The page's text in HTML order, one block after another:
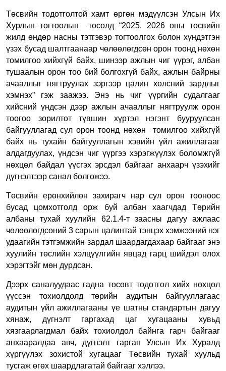
Төсвийн тодотголтой хамт өргөн мэдүүлсэн Улсын Их
Хурлын тогтоолын төсөлд “2025, 2026 оны төсвийн
жилд өндөр насны тэтгэвэр тогтоолгох болон хүндэтгэн
үзэх бусад шалтгаанаар чөлөөлөгдсөн орон тоонд нөхөн
томилгоо хийхгүй байх, шинээр ажлын чиг үүрэг, албан
тушаалын орон тоо бий болгохгүй байх, ажлын байрны
ачааллыг нягтруулах зэргээр цалин хөлсний зардлыг
хэмнэх” гэж заажээ. Энэ нь чиг үүргийн судалгааг
хийсний үндсэн дээр ажлын ачааллыг нягтруулж орон
тоогоо зорилтот түвшин хүртэл нэгэнт бууруулсан
байгууллагад сул орон тоонд нөхөн томилгоо хийхгүй
байх нь тухайн байгууллагын хэвийн үйл ажиллагааг
алдагдуулах, үндсэн чиг үүргээ хэрэгжүүлэх боломжгүй
нөхцөл байдал үүсгэх эрсдэл байгааг анхаарч үзэхийг
дүгнэлтээр санал болгожээ.
Төсвийн ерөнхийлөн захирагч нар сул орон тооноос
бусад цомхотголд орж буй албан хаагчдад Төрийн
албаны тухай хуулийн 62.1.4-т заасны дагуу ажлаас
чөлөөлөгдсөний 3 сарын цалинтай тэнцэх хэмжээний нэг
удаагийн тэтгэмжийн зардал шаардагдахаар байгааг энэ
хуулийн төслийн хэлцүүлгийн явцад гарц шийдэл олох
хэрэгтэйг мөн дурдсан.
Дээрх саналуудаас гадна төсөвт тодотгол хийх нөхцөл
үүссэн тохиолдолд төрийн аудитын байгууллагаас
аудитын үйл ажиллагааны үе шатны стандартын дагуу
хянаж, дүгнэлт гаргахад цаг хугацааны хувьд
хязгаарлагдмал байх тохиолдол байнга гарч байгааг
анхааралдаа авч, дүгнэлт гарган Улсын Их Хуралд
хүргүүлэх зохистой хугацааг Төсвийн тухай хуульд
тусгаж өгөх шаардлагатай байгааг хэллээ.